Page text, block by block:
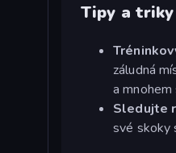
Tipy a triky
záludná
a
Sledujte
své skoky